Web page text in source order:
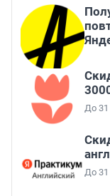
До 31
До 31